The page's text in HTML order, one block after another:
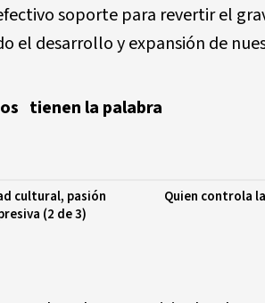
soporte para revertir el
el desarrollo y expansión de
tienen la palabra
cultural, pasión
(2 de 3)
Quien controla